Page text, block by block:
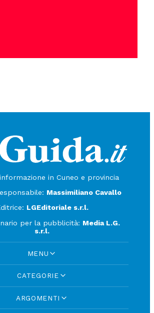
in Cuneo e provincia
Massimiliano Cavallo
LGEditoriale s.r.l.
per la pubblicità: Media L.G.
s.r.l.
MENU
CATEGORIE
ARGOMENTI